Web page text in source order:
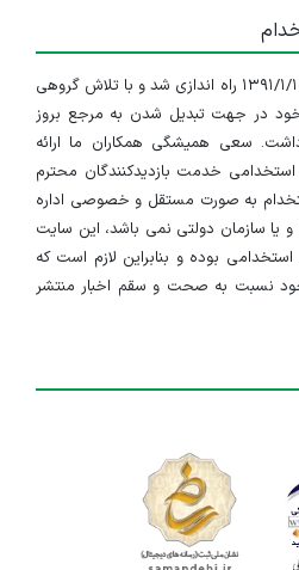
سایت ایران استخدام در تاریخ ۱۳۹۱/۱/۱۰ راه اندازی شد و با تلاش گروهی
خود در جهت تبدیل شدن به مرجع بروز
سعی همیشگی همکاران ما ارائه
خدمت بازدیدکنندگان محترم
به صورت مستقل و خصوصی اداره
یا سازمان دولتی نمی باشد، این سایت
بوده و بنابراین لازم است که
خود نسبت به صحت و سقم اخبار منتشر